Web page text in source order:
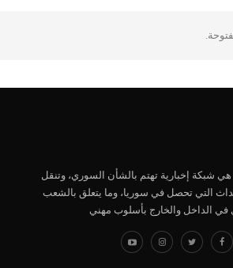
شبكة إخبارية تهتم بالشأن السوري، وتنقل
التي تحصل في سوريا، وما يتعلق بالشعب
في الداخل والخارج بأسلوب مهني